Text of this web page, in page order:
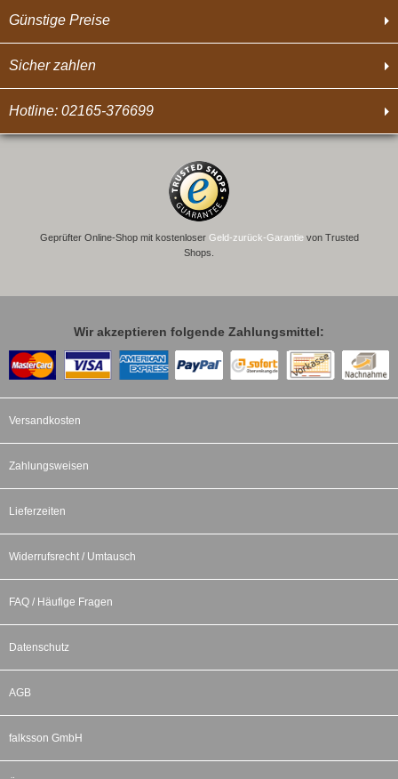
Günstige Preise
Sicher zahlen
Hotline: 02165-376699
Geprüfter Online-Shop mit kostenloser Geld-zurück-Garantievon Trusted
Shops.
Wir akzeptieren folgende Zahlungsmittel:
Versandkosten
Zahlungsweisen
Lieferzeiten
Widerrufsrecht / Umtausch
FAQ / Häufige Fragen
Datenschutz
AGB
falksson GmbH